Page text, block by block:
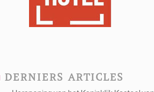
DERNIERS ARTICLES